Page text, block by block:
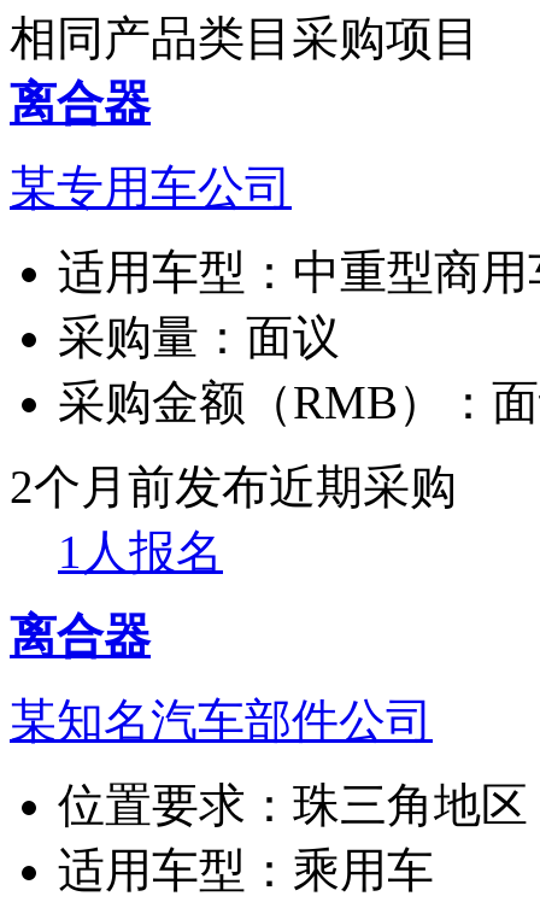
相同产品类目采购项目
离合器
某专用车公司
适用车型： 中重型商
采购量： 面议
采购金额（RMB）：
2个月前发布近期采购
1人报名
离合器
某知名汽车部件公司
位置要求： 珠三角地区
适用车型： 乘用车